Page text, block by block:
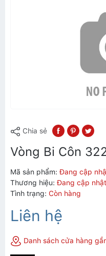
Chia sẻ
Vòng Bi Côn
Mã sản phẩm: Đang cập
Thương hiệu: Đang cập nhật
Tình trạng: Còn hàng
Liên hệ
Danh sách cửa hàng